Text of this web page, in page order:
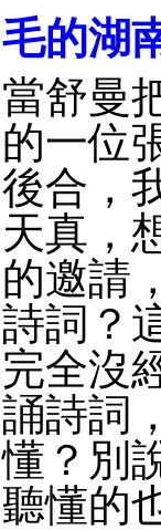
毛的湖
當舒曼
的一位
後合，
天真，
的邀請
詩詞？
完全沒
誦詩詞
懂？別
聽懂的